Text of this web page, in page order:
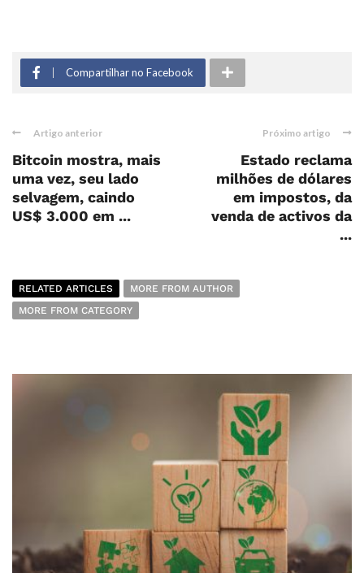
Compartilhar no Facebook
Artigo anterior
Bitcoin mostra, mais
uma vez, seu lado
selvagem, caindo
US$ 3.000 em ...
Próximo artigo
Estado reclama
milhões de dólares
em impostos, da
venda de activos da
...
RELATED ARTICLES
MORE FROM AUTHOR
MORE FROM CATEGORY